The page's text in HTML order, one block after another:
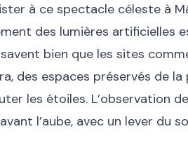
à ce spectacle céleste à
des lumières artificielles
bien que les sites
des espaces préservés de
les étoiles. L’observation
l’aube, avec un lever du